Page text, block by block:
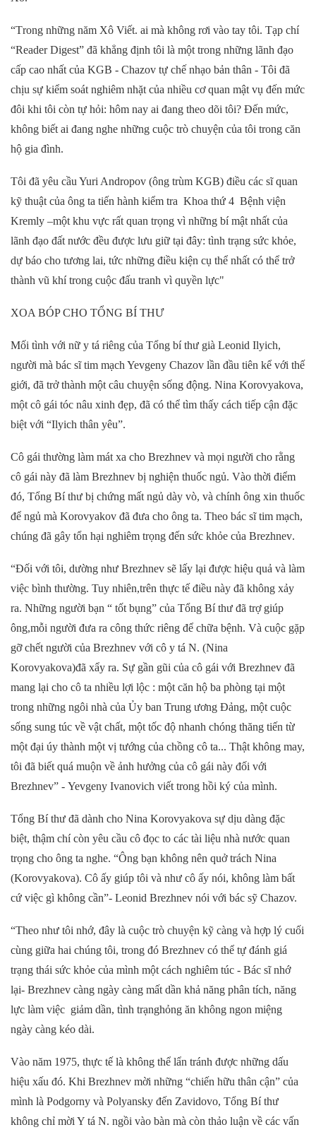
“Trong những năm Xô Viết. ai mà không rơi vào tay tôi. Tạp chí
“Reader Digest” đã khẳng định tôi là một trong những lãnh đạo
cấp cao nhất của KGB - Chazov tự chế nhạo bản thân - Tôi đã
chịu sự kiểm soátnghiêm nhặtcủa nhiều cơ quan mật vụ đến mức
đôi khi tôi còn tự hỏi: hôm nay ai đang theo dõi tôi? Đến mức,
không biết ai đang nghe những cuộc trò chuyện của tôi trong căn
hộ gia đình.
Tôi đã yêu cầu Yuri Andropov (ông trùm KGB) điều các sĩ quan
kỹ thuật của ông ta tiến hành kiểm tra Khoa thứ 4 Bệnh viện
Kremly –mộtkhu vực rất quan trọng vì những bí mật nhất của
lãnh đạo đất nước đều được lưu giữ tại đây: tình trạng sức khỏe,
dự báo cho tương lai, tức những điều kiện cụ thể nhất có thể trở
thành vũ khí trong cuộc đấu tranh vì quyền lực"
XOA BÓP CHO TỔNG BÍ THƯ
Mối tình với nữ y tá riêng của Tổng bí thư già Leonid Ilyich,
người mà bác sĩ tim mạch Yevgeny Chazov lần đầu tiên kể với thế
giới, đã trở thành một câu chuyện sống động. Nina Korovyakova,
một cô gái tóc nâu xinh đẹp, đã có thể tìm thấy cách tiếp cận đặc
biệt với “Ilyich thân yêu”.
Cô gái thường làm mát xa cho Brezhnev và mọi người cho rằng
cô gái này đã làm Brezhnev bị nghiện thuốc ngủ. Vào thời điểm
đó, Tổng Bí thư bị chứng mất ngủ dày vò, và chính ông xin thuốc
để ngủ mà Korovyakov đã đưa cho ông ta. Theo bác sĩ tim mạch,
chúng đã gây tổn hại nghiêm trọng đến sức khỏe của Brezhnev.
“Đối với tôi, dường như Brezhnev sẽ lấy lại được hiệu quả và làm
việc bình thường. Tuy nhiên,trên thực tế điều này đã không xảy
ra. Những người bạn “ tốt bụng” của Tổng Bí thư đã trợ giúp
ông,mỗi người đưa ra công thức riêng để chữa bệnh. Và cuộc gặp
gỡchết người của Brezhnev với cô y tá N. (Nina
Korovyakova)đã xẩy ra. Sự gần gũi của cô gái với Brezhnev đã
mang lại cho cô ta nhiều lợi lộc : một căn hộ ba phòng tại một
trong những ngôi nhà của Ủy ban Trung ương Đảng, một cuộc
sống sung túc về vật chất, một tốc độ nhanh chóng thăng tiến từ
một đại úy thành một vị tướng của chồng cô ta... Thật không may,
tôi đã biết quá muộn về ảnh hưởng của cô gái này đối với
Brezhnev” - Yevgeny Ivanovich viết trong hồi ký của mình.
Tổng Bí thư đã dành cho Nina Korovyakova sự dịu dàng đặc
biệt, thậm chí còn yêu cầu cô đọc to các tài liệu nhà nước quan
trọng cho ông ta nghe. “Ông bạn không nên quở trách Nina
(Korovyakova). Cô ấy giúp tôi và như cô ấy nói, không làm bất
cứ việc gì không cần”- Leonid Brezhnev nói với bác sỹ Chazov.
“Theo như tôi nhớ, đây là cuộc trò chuyện kỹ càng và hợp lý cuối
cùng giữa hai chúng tôi, trong đó Brezhnev có thể tự đánh giá
trạng thái sức khỏe của mình một cách nghiêm túc - Bác sĩ nhớ
lại- Brezhnev càng ngày càng mấtdần khả năng phân tích, năng
lực làm việc giảm dần, tình trạnghỏng ăn không ngon miệng
ngày càng kéo dài.
Vào năm 1975, thực tế là không thể lẩn tránh được những dấu
hiệu xấu đó. Khi Brezhnev mời những “chiến hữu thân cận” của
mình là Podgorny và Polyansky đến Zavidovo, Tổng Bí thư
không chỉ mời Y tá N. ngồi vào bàn mà còn thảo luận về các vấn